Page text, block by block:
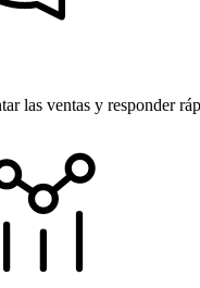
las ventas y responder